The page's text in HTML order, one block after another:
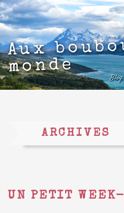
Aux
monde
ARCHIVES
UN PETIT